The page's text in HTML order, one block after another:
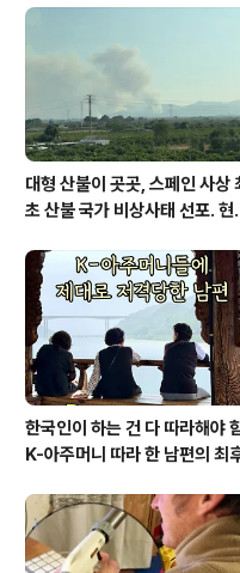
님 덕분에 제가 아이들을 데리고 수
다. 그래, 남편. 아이들은 내가 데리
신, 남편. 네가 해라, 점심은! 물을 피
대형 산불이 곳곳, 스페인 사상
초 산불 국가 비상사태 선포. 현
한국인이 하는 건 다 따라해야
K-아주머니 따라 한 남편의 최